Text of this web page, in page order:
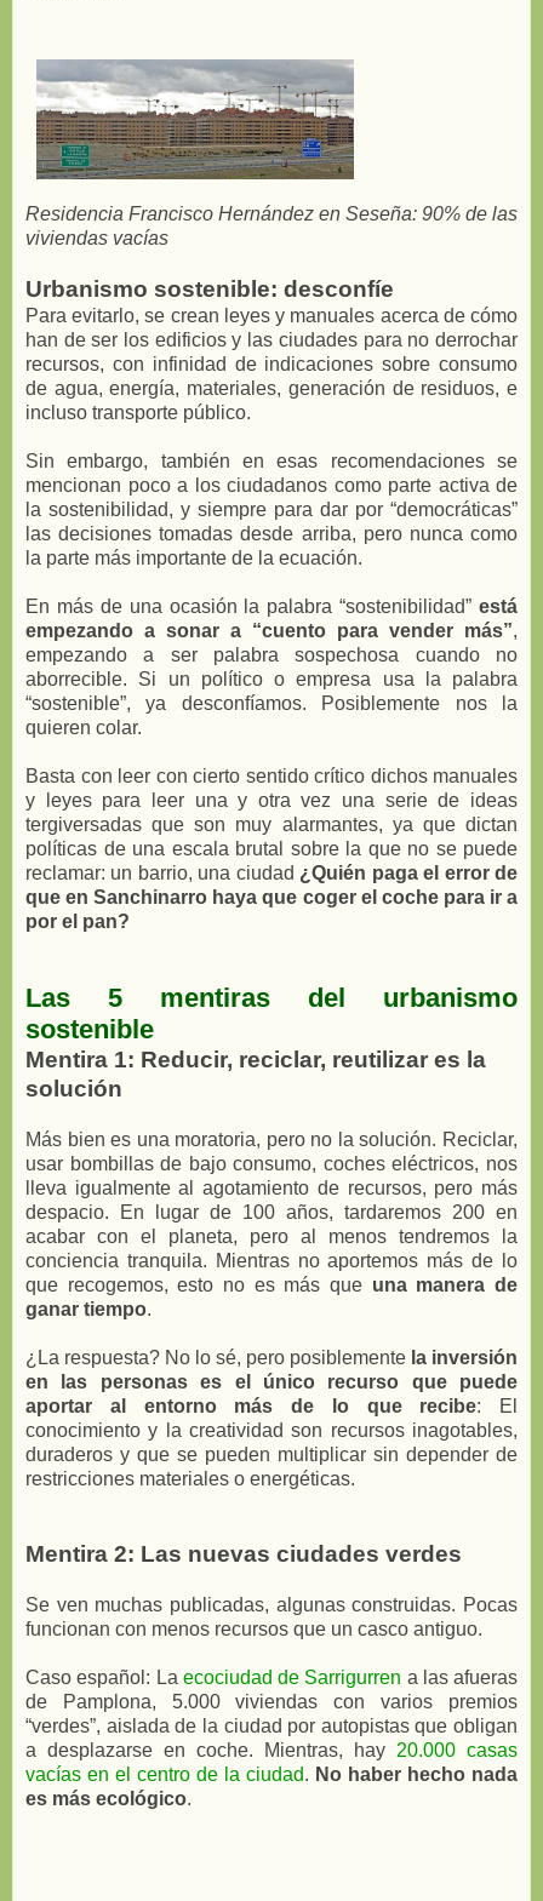
Residencia Francisco Hernández en Seseña: 90% de las
viviendas vacías
Urbanismo sostenible: desconfíe
Para evitarlo, se crean leyes y manuales acerca de cómo
han de ser los edificios y las ciudades para no derrochar
recursos, con infinidad de indicaciones sobre consumo
de agua, energía, materiales, generación de residuos, e
incluso transporte público.
Sin embargo, también en esas recomendaciones se
mencionan poco a los ciudadanos como parte activa de
la sostenibilidad, y siempre para dar por “democráticas”
las decisiones tomadas desde arriba, pero nunca como
la parte más importante de la ecuación.
En más de una ocasión la palabra “sostenibilidad” está
empezando a sonar a “cuento para vender más”,
empezando a ser palabra sospechosa cuando no
aborrecible. Si un político o empresa usa la palabra
“sostenible”, ya desconfíamos. Posiblemente nos la
quieren colar.
Basta con leer con cierto sentido crítico dichos manuales
y leyes para leer una y otra vez una serie de ideas
tergiversadas que son muy alarmantes, ya que dictan
políticas de una escala brutal sobre la que no se puede
reclamar: un barrio, una ciudad ¿Quién paga el error de
que en Sanchinarro haya que coger el coche para ir a
por el pan?
Las 5 mentiras del urbanismo
sostenible
Mentira 1: Reducir, reciclar, reutilizar es la
solución
Más bien es una moratoria, pero no la solución. Reciclar,
usar bombillas de bajo consumo, coches eléctricos, nos
lleva igualmente al agotamiento de recursos, pero más
despacio. En lugar de 100 años, tardaremos 200 en
acabar con el planeta, pero al menos tendremos la
conciencia tranquila. Mientras no aportemos más de lo
que recogemos, esto no es más que una manera de
ganar tiempo.
¿La respuesta? No lo sé, pero posiblemente la inversión
en las personas es el único recurso que puede
aportar al entorno más de lo que recibe: El
conocimiento y la creatividad son recursos inagotables,
duraderos y que se pueden multiplicar sin depender de
restricciones materiales o energéticas.
Mentira 2: Las nuevas ciudades verdes
Se ven muchas publicadas, algunas construidas. Pocas
funcionan con menos recursos que un casco antiguo.
Caso español: La ecociudad de Sarrigurren a las afueras
de Pamplona, 5.000 viviendas con varios premios
“verdes”, aislada de la ciudad por autopistas que obligan
a desplazarse en coche. Mientras, hay 20.000 casas
vacías en el centro de la ciudad. No haber hecho nada
es más ecológico.